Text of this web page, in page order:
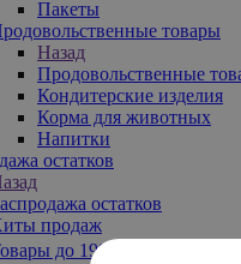
Пакеты
товары
Назад
Продовольственные
Кондитерские изделия
Корма для животных
Напитки
остатков
остатков
продаж
до 199₽